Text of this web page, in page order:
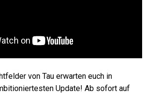
von Tau erwarten euch in
Update! Ab sofort auf